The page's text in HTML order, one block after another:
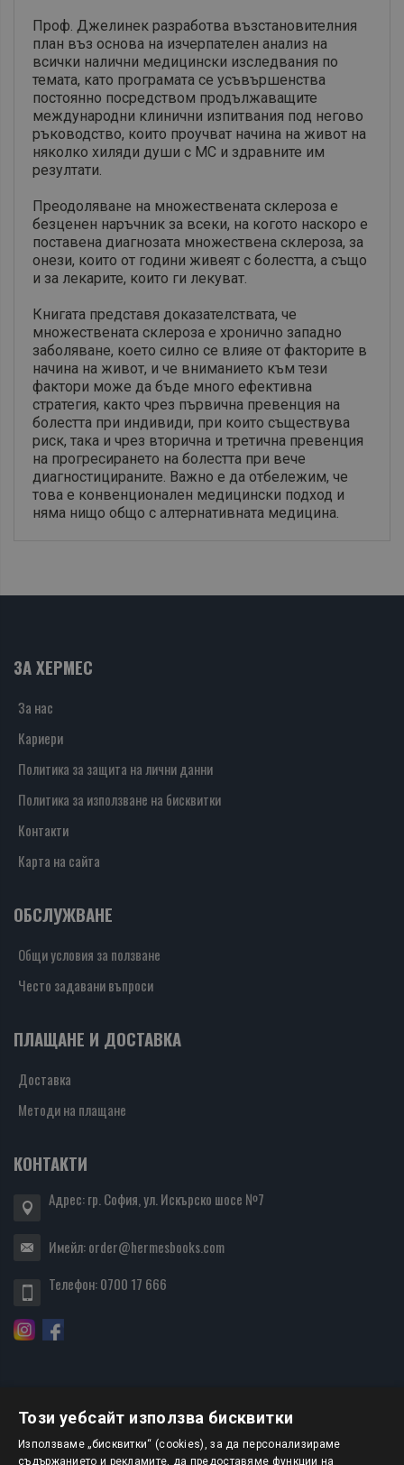
Проф. Джелинек разработва възстановителния
план въз основа на изчерпателен анализ на
всички налични медицински изследвания по
темата, като програмата се усъвършенства
постоянно посредством продължаващите
международни клинични изпитвания под негово
ръководство, които проучват начина на живот на
няколко хиляди души с МС и здравните им
резултати.
Преодоляване на множествената склероза е
безценен наръчник за всеки, на когото наскоро е
поставена диагнозата множествена склероза, за
онези, които от години живеят с болестта, а също
и за лекарите, които ги лекуват.
Книгата представя доказателствата, че
множествената склероза е хронично западно
заболяване, което силно се влияе от факторите в
начина на живот, и че вниманието към тези
фактори може да бъде много ефективна
стратегия, както чрез първична превенция на
болестта при индивиди, при които съществува
риск, така и чрез вторична и третична превенция
на прогресирането на болестта при вече
диагностицираните. Важно е да отбележим, че
това е конвенционален медицински подход и
няма нищо общо с алтернативната медицина.
ЗА ХЕРМЕС
За нас
Кариери
Политика за защита на лични данни
Политика за използване на бисквитки
Контакти
Карта на сайта
ОБСЛУЖВАНЕ
Общи условия за ползване
Често задавани въпроси
ПЛАЩАНЕ И ДОСТАВКА
Доставка
Методи на плащане
КОНТАКТИ
Адрес: гр. София, ул. Искърско шосе №7
Имейл:order@hermesbooks.com
Телефон:0700 17 666
БЮЛЕТИН
Този уебсайт използва бисквитки
Използваме „бисквитки“ (cookies), за да персонализираме
съдържанието и рекламите, да предоставяме функции на